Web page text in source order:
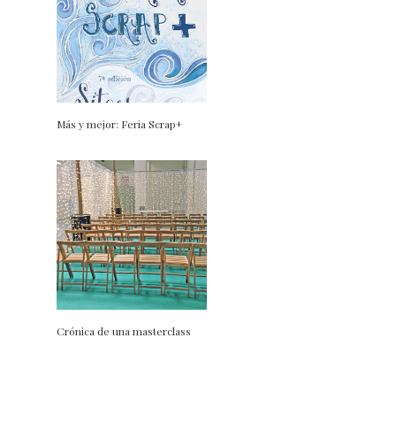
Más y mejor: Feria Scrap+
Crónica de una masterclass